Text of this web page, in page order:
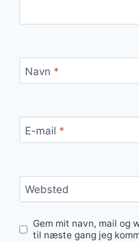
Navn *
E-mail *
Websted
Gem mit navn, mail og
til næste gang jeg